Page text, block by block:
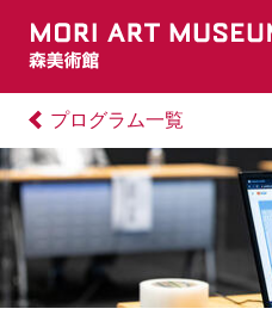
プログラム一覧